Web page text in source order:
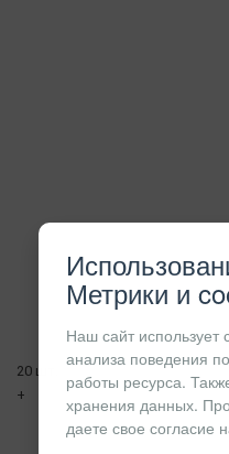
20 шт.
+
Метрики и
Наш сайт использует
анализа поведения
работы ресурса.
хранения данных.
даете свое согласие